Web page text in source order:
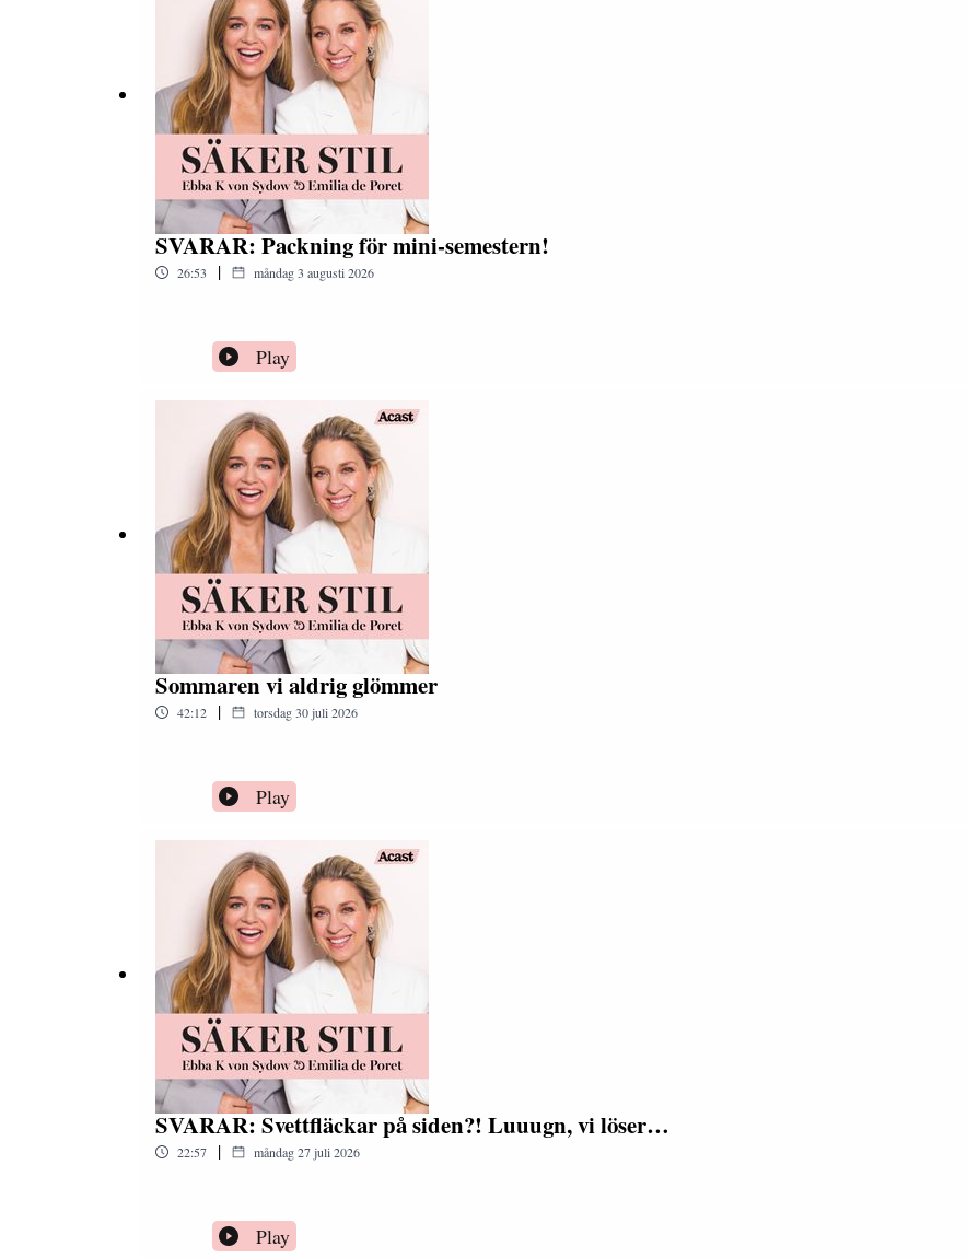
SVARAR: Packning för mini-semestern!
26:53 | måndag 3 augusti 2026
Play
Sommaren vi aldrig glömmer
42:12 | torsdag 30 juli 2026
Play
SVARAR: Svettfläckar på siden?! Luuugn, vi löser…
22:57 | måndag 27 juli 2026
Play